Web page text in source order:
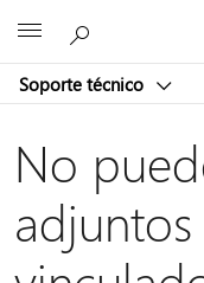
Soporte técnico
No